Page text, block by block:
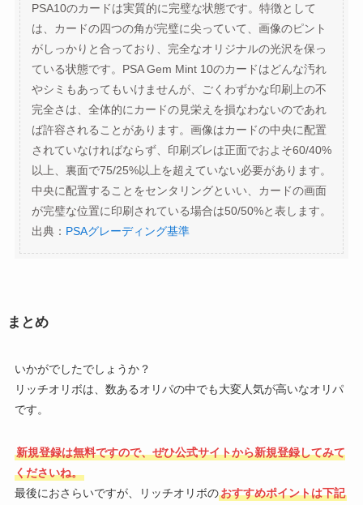
PSA10のカードは実質的に完璧な状態です。特徴として
は、カードの四つの角が完璧に尖っていて、画像のピント
がしっかりと合っており、完全なオリジナルの光沢を保っ
ている状態です。PSA Gem Mint 10のカードはどんな汚れ
やシミもあってもいけませんが、ごくわずかな印刷上の不
完全さは、全体的にカードの見栄えを損なわないのであれ
ば許容されることがあります。画像はカードの中央に配置
されていなければならず、印刷ズレは正面でおよそ60/40%
以上、裏面で75/25%以上を超えていない必要があります。
中央に配置することをセンタリングといい、カードの画面
が完璧な位置に印刷されている場合は50/50%と表します。
出典： PSAグレーディング基準
まとめ
いかがでしたでしょうか？
リッチオリボは、数あるオリパの中でも大変人気が高いなオリパ
です。
新規登録は無料ですので、ぜひ公式サイトから新規登録してみて
くださいね。
最後におさらいですが、リッチオリボのおすすめポイントは下記